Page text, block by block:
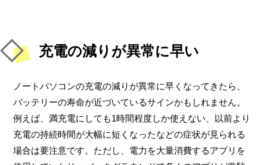
充電の減りが異常に早い
ノートパソコンの充電の減りが異常に早くなってきたら、
バッテリーの寿命が近づいているサインかもしれません。
例えば、満充電にしても1時間程度しか使えない、以前より
充電の持続時間が大幅に短くなったなどの症状が見られる
場合は要注意です。ただし、電力を大量消費するアプリを